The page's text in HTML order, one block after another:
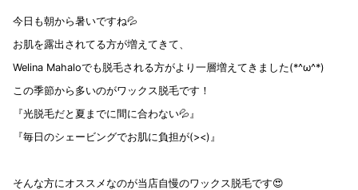
今日も朝から暑いですね💦
お肌を露出されてる方が増えてきて、
Welina Mahaloでも脱毛される方がより一層増えてきました(*^ω^*)
この季節から多いのがワックス脱毛です！
『光脱毛だと夏までに間に合わない💦』
『毎日のシェービングでお肌に負担が(><)』
そんな方にオススメなのが当店自慢のワックス脱毛です😍